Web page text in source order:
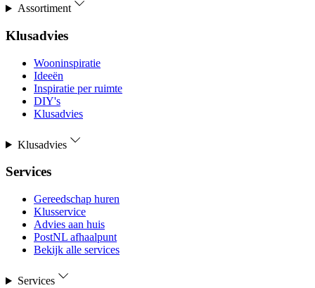
Assortiment
Klusadvies
Wooninspiratie
Ideeën
Inspiratie per ruimte
DIY's
Klusadvies
Klusadvies
Services
Gereedschap huren
Klusservice
Advies aan huis
PostNL afhaalpunt
Bekijk alle services
Services